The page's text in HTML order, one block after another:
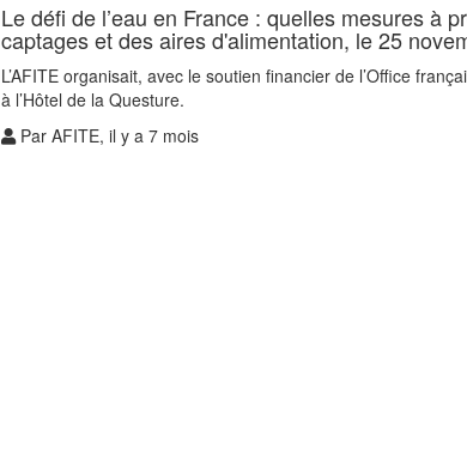
Le défi de l’eau en France : quelles mesures à
captages et des aires d'alimentation, le 25
L’AFITE organisait, avec le soutien financier de l’Office
à l’Hôtel de la Questure.
Par AFITE, il y a 7 mois